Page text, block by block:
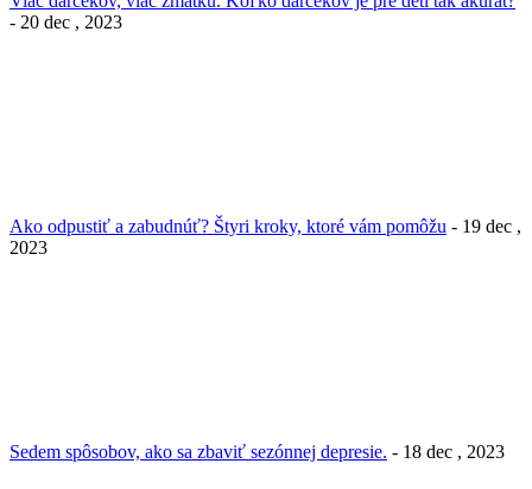
- 20 dec , 2023
Ako odpustiť a zabudnúť? Štyri kroky, ktoré vám pomôžu - 19 dec ,
2023
Sedem spôsobov, ako sa zbaviť sezónnej depresie. - 18 dec , 2023